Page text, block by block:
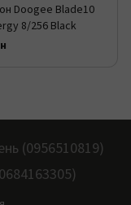
Doogee Blade10
8/256 Black
(0956510819)